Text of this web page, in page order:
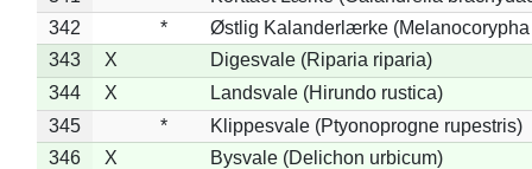
342
*
Østlig Kalanderlærke (Melanocorypha
343
X
Digesvale (Riparia riparia)
344
X
Landsvale (Hirundo rustica)
345
*
Klippesvale (Ptyonoprogne rupestris)
346
X
Bysvale (Delichon urbicum)